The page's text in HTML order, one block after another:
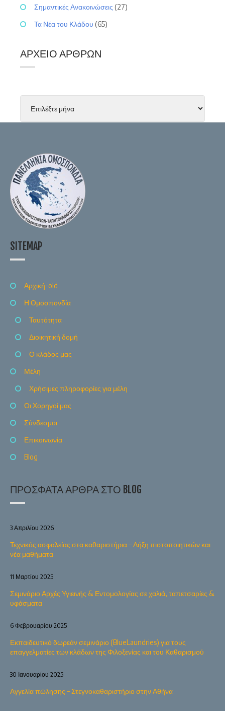
Σημαντικές Ανακοινώσεις (27)
Τα Νέα του Κλάδου (65)
ΑΡΧΕΊΟ ΆΡΘΡΩΝ
SITEMAP
Αρχική-old
Η Ομοσπονδία
Ταυτότητα
Διοικητική δομή
Ο κλάδος μας
Μέλη
Χρήσιμες πληροφορίες για μέλη
Οι Χορηγοί μας
Σύνδεσμοι
Επικοινωνία
Blog
ΠΡΌΣΦΑΤΑ ΆΡΘΡΑ ΣΤΟ BLOG
Τεχνικός ασφαλείας στα καθαριστήρια – Λήξη πιστοποιητικών και
νέα μαθήματα
3 Απριλίου 2026
Σεμινάριο Αρχές Υγιεινής & Εντομολογίας σε χαλιά, ταπετσαρίες &
υφάσματα
11 Μαρτίου 2025
Εκπαιδευτικό δωρεάν σεμινάριο (BlueLaundries) για τους
επαγγελματίες των κλάδων της Φιλοξενίας και του Καθαρισμού
6 Φεβρουαρίου 2025
Αγγελία πώλησης – Στεγνοκαθαριστήριο στην Αθήνα
30 Ιανουαρίου 2025